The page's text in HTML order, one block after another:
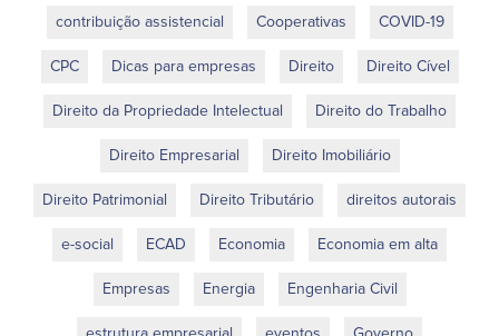
contribuição assistencial Cooperativas COVID-19
CPC Dicas para empresas Direito Direito Cível
Direito da Propriedade Intelectual Direito do Trabalho
Direito Empresarial Direito Imobiliário
Direito Patrimonial Direito Tributário direitos autorais
e-social ECAD Economia Economia em alta
Empresas Energia Engenharia Civil